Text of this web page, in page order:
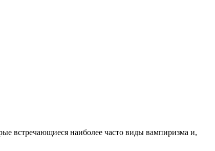
встречающиеся наиболее часто виды вампиризма и,